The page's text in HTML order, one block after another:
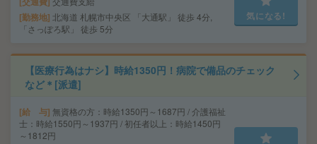
勤務地 北海道 札幌市中央区 「大通駅」 徒歩 4分,
「さっぽろ駅」 徒歩 5分
気になる!
【医療行為はナシ】時給1350円！病院で備品のチェック
など＊[派遣]
給 与 無資格の方：時給1350円～1687円 / 介護福祉
士：時給1550円～1937円 / 初任者以上：時給1450円
～1812円